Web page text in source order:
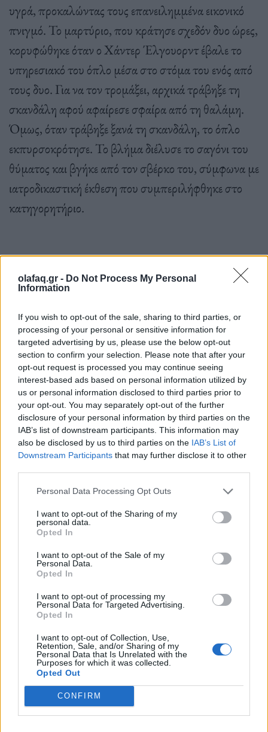
olafaq.gr - Do Not Process My Personal
Information
If you wish to opt-out of the sale, sharing to third parties, or
processing of your personal or sensitive information for
targeted advertising by us, please use the below opt-out
section to confirm your selection. Please note that after your
opt-out request is processed you may continue seeing
interest-based ads based on personal information utilized by
us or personal information disclosed to third parties prior to
your opt-out. You may separately opt-out of the further
disclosure of your personal information by third parties on the
IAB’s list of downstream participants. This information may
also be disclosed by us to third parties on the IAB’s List of
Downstream Participants that may further disclose it to other
Personal Data Processing Opt Outs
I want to opt-out of the Sharing of my
personal data.
Opted In
I want to opt-out of the Sale of my
Personal Data.
Opted In
I want to opt-out of processing my
Personal Data for Targeted Advertising.
Opted In
I want to opt-out of Collection, Use,
Retention, Sale, and/or Sharing of my
Personal Data that Is Unrelated with the
Purposes for which it was collected.
Opted Out
CONFIRM
υγρά, προκαλώντας τους επανειλημμένα εικονικό
πνιγμό. Το μαρτύριο, που κράτησε σχεδόν δυο ώρες,
κορυφώθηκε όταν ο Χάντερ Έλγουορντ έβαλε το
υπηρεσιακό του όπλο μέσα στο στόμα του ενός από
τους δυο. Για να τον τρομάξει, αρχικά τράβηξε τη
σκανδάλη αφού αφαίρεσε σφαίρα από τη θαλάμη.
Όμως, όταν τράβηξε ξανά τη σκανδάλη, το όπλο
εκπυρσοκρότησε. Το βλήμα διέλυσε το σαγόνι του
θύματος και βγήκε από τον σβέρκο του, σύμφωνα με
ιατροδικαστική έκθεση που συμπεριλήφθηκε στο
κατηγορητήριο.
Στη συνέχεια, οι αστυνομικοί άφησαν τα
θύματά τους να κείτονται μέσα σε λίμνες
αίματος για ώρα, χωρίς να καλέσουν
ασθενοφόρο, συζητώντας έξω από το σπίτι
πώς θα συγκάλυπταν τις πράξεις τους!
Η ομάδα κατέστρεψε το κλειστό κύκλωμα
παρακολούθησης που ήταν εγκατεστημένο στο
σπίτι, τον κάλυκα της σφαίρας, κι αποπειράθηκε να
κάψει τα ρούχα των θυμάτων, για να αλλοιώσει τα
αποδεικτικά στοιχεία, πάντα σύμφωνα με το
κατηγορητήριο. Τοποθέτησε εξάλλου πιστόλι αερίου
και μεθαμφεταμίνη μέσα στο σπίτι για να
δικαιολογήσει a posteriori την εισβολή στο οίκημα.
Κατόπιν, οι αστυνομικοί συνέταξαν ψευδείς
αναφορές κι είπαν επανειλημμένα ψέματα σε
συναδέλφους τους και σε εισαγγελικούς λειτουργούς
που χειρίστηκαν την έρευνα για την υπόθεση.
Έρευνα των μέσων ενημέρωσης New York Times
και Mississippi Today υπέδειξε πως οι